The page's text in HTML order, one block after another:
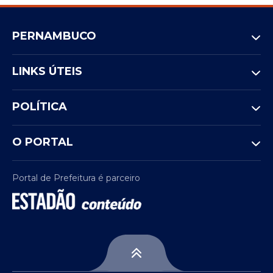
PERNAMBUCO
LINKS ÚTEIS
POLÍTICA
O PORTAL
Portal de Prefeitura é parceiro